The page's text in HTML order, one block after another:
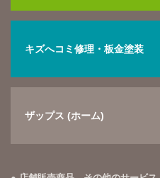
キズへコミ修理・板金塗装
ザップス (ホーム)